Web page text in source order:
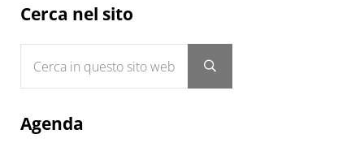
Sidebar
Cerca nel sito
Submit search
Agenda